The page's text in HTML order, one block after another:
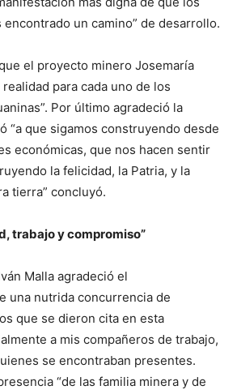
un camino” de desarrollo.
el proyecto minero Josemaría
para cada uno de los
Por último agradeció la
“a que sigamos construyendo desde
económicas, que nos hacen sentir
la felicidad, la Patria, y la
tierra” concluyó.
trabajo y compromiso”
Malla agradeció el
una nutrida concurrencia de
que se dieron cita en esta
a mis compañeros de trabajo,
se encontraban presentes.
“de las familia minera y de